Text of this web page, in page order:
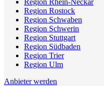
Region Rhein-Neckar
Region Rostock
Region Schwaben
Region Schwerin
Region Stuttgart
Region Südbaden
Region Trier
Region Ulm
Anbieter werden